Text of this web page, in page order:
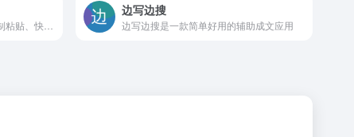
边写边搜
边写边搜是一款简单好用的辅助成文应用